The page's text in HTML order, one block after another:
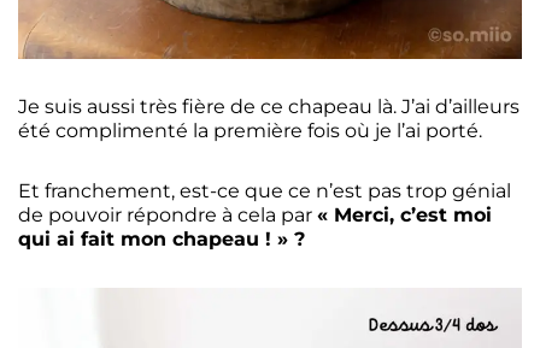
Je suis aussi très fière de ce chapeau là. J’ai d’ailleurs
été complimenté la première fois où je l’ai porté.
Et franchement, est-ce que ce n’est pas trop génial
de pouvoir répondre à cela par « Merci, c’est moi
qui ai fait mon chapeau ! » ?